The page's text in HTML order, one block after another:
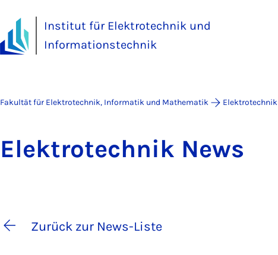
Institut für Elektrotechnik und
Informationstechnik
Fakultät für Elektrotechnik, Informatik und Mathematik Elektrotechnik
Elek­tro­tech­nik News
Zurück zur News-Liste